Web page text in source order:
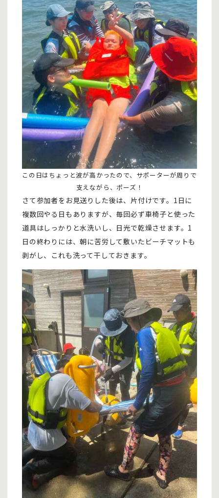
この日はちょっと波が高かったので、サポーターが周りで
支えながら、ポーズ！
さて参加者をお見送りした後は、片付けです。1日に
複数回やる日もありますが、毎回必ず車椅子と使った
道具はしっかりと水洗いし、日光で乾燥させます。1
日の終わりには、朝に苦労して敷いたビーチマットも
剥がし、これも洗って干しておきます。